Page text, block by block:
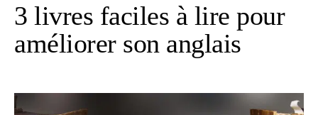
3 livres faciles à lire pour
améliorer son anglais